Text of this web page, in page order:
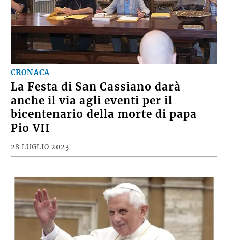
CRONACA
La Festa di San Cassiano darà
anche il via agli eventi per il
bicentenario della morte di papa
Pio VII
28 LUGLIO 2023